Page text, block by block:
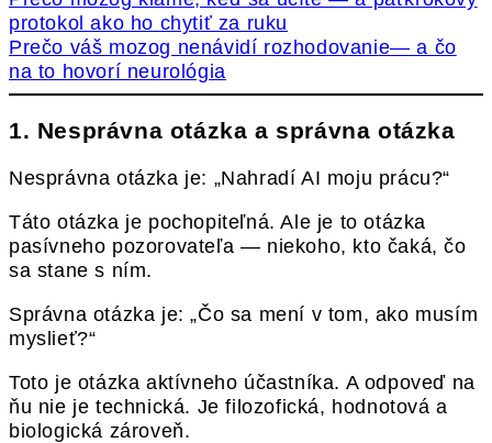
protokol ako ho chytiť za ruku
Prečo váš mozog nenávidí rozhodovanie— a čo
na to hovorí neurológia
1. Nesprávna otázka a správna otázka
Nesprávna otázka je: „Nahradí AI moju prácu?“
Táto otázka je pochopiteľná. Ale je to otázka
pasívneho pozorovateľa — niekoho, kto čaká, čo
sa stane s ním.
Správna otázka je: „Čo sa mení v tom, ako musím
myslieť?“
Toto je otázka aktívneho účastníka. A odpoveď na
ňu nie je technická. Je filozofická, hodnotová a
biologická zároveň.